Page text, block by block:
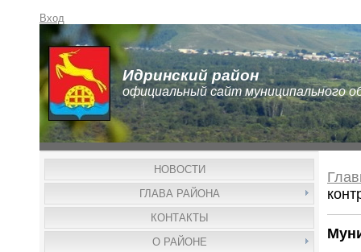
Вход
Идринский район
официальный сайт муниципального
НОВОСТИ
ГЛАВА РАЙОНА
КОНТАКТЫ
О РАЙОНЕ